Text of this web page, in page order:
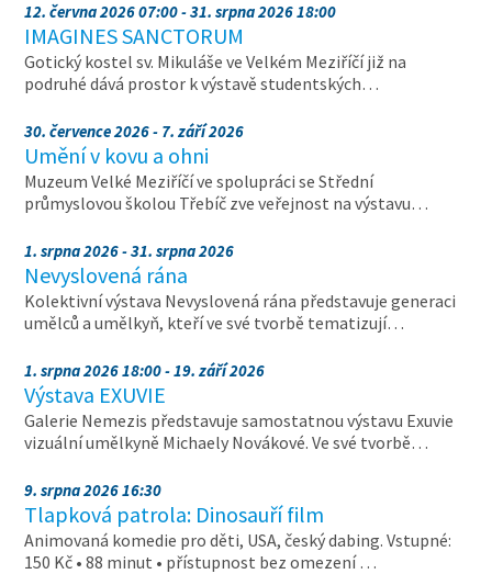
12. června 2026 07:00 - 31. srpna 2026 18:00
IMAGINES SANCTORUM
Gotický kostel sv. Mikuláše ve Velkém Meziříčí již na
podruhé dává prostor k výstavě studentských…
30. července 2026 - 7. září 2026
Umění v kovu a ohni
Muzeum Velké Meziříčí ve spolupráci se Střední
průmyslovou školou Třebíč zve veřejnost na výstavu…
1. srpna 2026 - 31. srpna 2026
Nevyslovená rána
Kolektivní výstava Nevyslovená rána představuje generaci
umělců a umělkyň, kteří ve své tvorbě tematizují…
1. srpna 2026 18:00 - 19. září 2026
Výstava EXUVIE
Galerie Nemezis představuje samostatnou výstavu Exuvie
vizuální umělkyně Michaely Novákové. Ve své tvorbě…
9. srpna 2026 16:30
Tlapková patrola: Dinosauří film
Animovaná komedie pro děti, USA, český dabing. Vstupné:
150 Kč • 88 minut • přístupnost bez omezení …